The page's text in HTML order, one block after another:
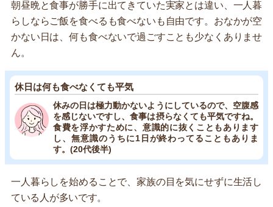
朝昼晩と食事が勝手に出てきていた実家とは違い、一人暮
らしならご飯を食べるも食べないも自由です。おなかが空
かない日は、何も食べないで過ごすことも少なくありませ
ん。
休日は何も食べなくても平気
休みの日は極力動かないようにしているので、空腹感
を感じないですし、食事は摂らなくても平気ですね。
食費を浮かすために、意識的に抜くこともあります
し、無意識のうちに1日が終わってることもありま
す。(20代後半)
一人暮らしを始めることで、家族の目を気にせずに生活し
ている人が多いです。